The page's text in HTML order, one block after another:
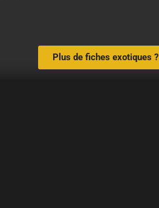
Plus de fiches exotiques ?